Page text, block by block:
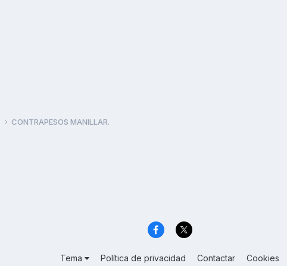
CONTRAPESOS MANILLAR.
Tema Política de privacidad Contactar Cookies